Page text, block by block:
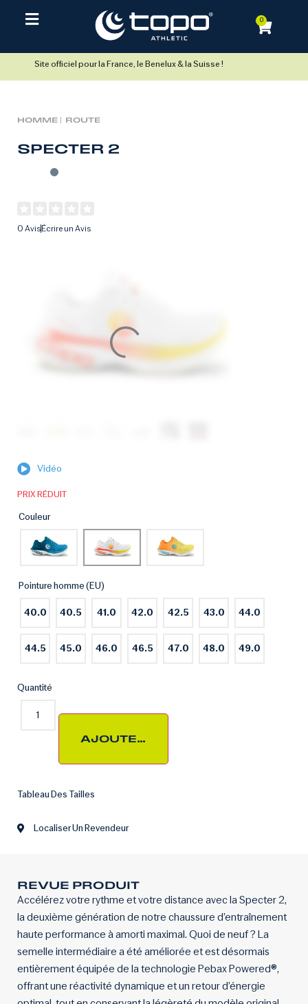
0
Site officiel pour la France, le Benelux & la Suisse !
HOMME | ROUTE
SPECTER 2
0 AvisÉcrire un Avis
Vidéo
PRIX RÉDUIT
Couleur
Pointure homme (EU)
40.0 40.5 41.0 42.0 42.5 43.0 44.0
44.5 45.0 46.0 46.5 47.0 48.0 49.0
Quantité
AJOUTER AU PANIER
Tableau Des Tailles
Localiser Un Revendeur
REVUE PRODUIT
Accélérez votre rythme et votre distance avec la Specter 2,
la deuxième génération de notre chaussure d’entraînement
haute performance à amorti maximal. Quoi de neuf ? La
semelle intermédiaire a été améliorée et est désormais
entièrement équipée de la technologie Pebax Powered®,
offrant une réactivité dynamique et un retour d’énergie